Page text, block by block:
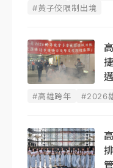
#黃子佼限制出境
#高雄跨年 #2026